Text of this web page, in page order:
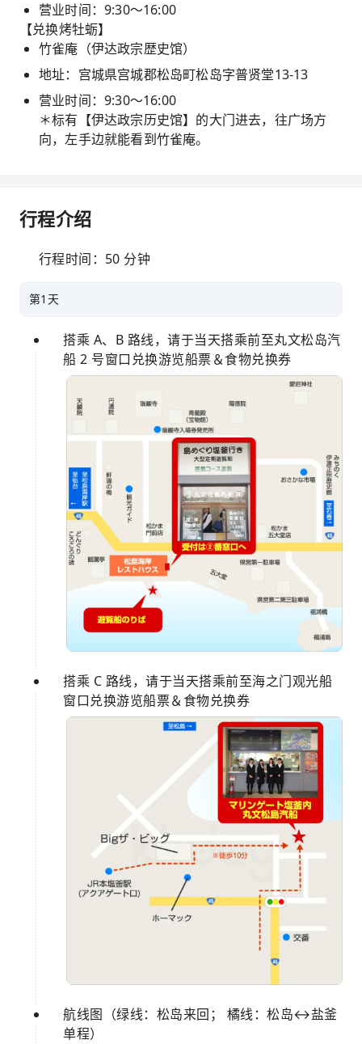
营业时间：9:30～16:00
【兑换烤牡蛎】
竹雀庵（伊达政宗歴史馆）
地址：宫城県宫城郡松岛町松岛字普贤堂13-13
营业时间：9:30～16:00
＊标有【伊达政宗历史馆】的大门进去，往广场方
向，左手边就能看到竹雀庵。
行程介绍
行程时间：50 分钟
第1天
搭乘 A、B 路线，请于当天搭乘前至丸文松岛汽
船 2 号窗口兑换游览船票＆食物兑换券
搭乘 C 路线，请于当天搭乘前至海之门观光船
窗口兑换游览船票＆食物兑换券
航线图（绿线：松岛来回； 橘线：松岛↔️盐釜
单程）